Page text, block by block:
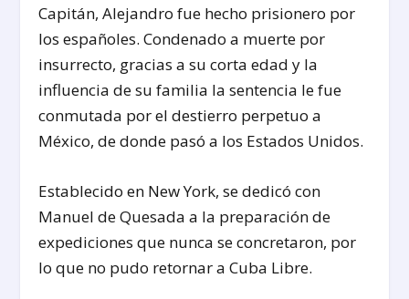
Capitán, Alejandro fue hecho prisionero por
los españoles. Condenado a muerte por
insurrecto, gracias a su corta edad y la
influencia de su familia la sentencia le fue
conmutada por el destierro perpetuo a
México, de donde pasó a los Estados Unidos.
Establecido en New York, se dedicó con
Manuel de Quesada a la preparación de
expediciones que nunca se concretaron, por
lo que no pudo retornar a Cuba Libre.